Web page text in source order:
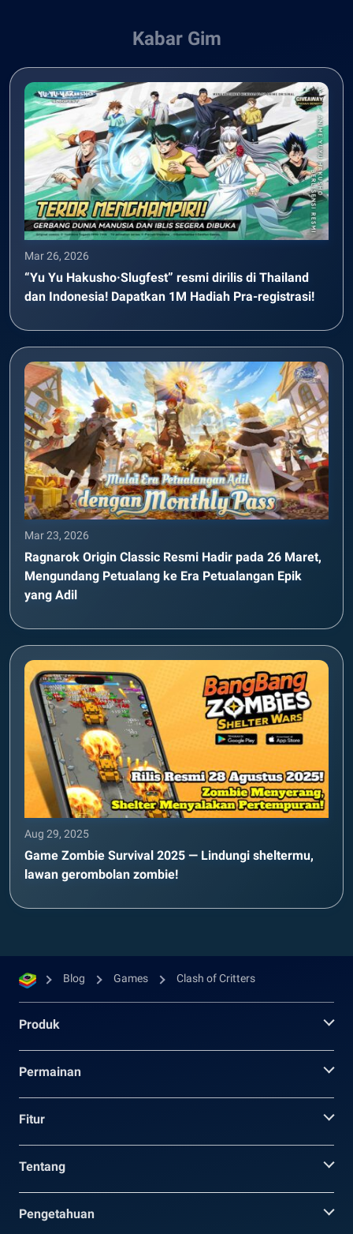
Kabar Gim
Mar 26, 2026
“Yu Yu Hakusho·Slugfest” resmi dirilis di Thailand
dan Indonesia! Dapatkan 1M Hadiah Pra-registrasi!
Mar 23, 2026
Ragnarok Origin Classic Resmi Hadir pada 26 Maret,
Mengundang Petualang ke Era Petualangan Epik
yang Adil
Aug 29, 2025
Game Zombie Survival 2025 — Lindungi sheltermu,
lawan gerombolan zombie!
Blog Games Clash of Critters
Produk
Permainan
Fitur
Tentang
Pengetahuan